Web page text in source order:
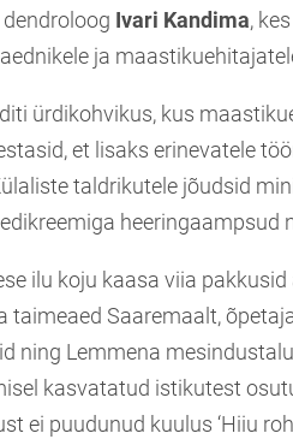
Ivari Kandima,
ja
ürdikohvikus, kus
et lisaks erinevatele
taldrikutele jõudsid
ilu koju kaasa viia
taimeaed Saaremaalt,
ning Lemmena
kasvatatud istikutest
ei puudunud kuulus ‘Hiiu